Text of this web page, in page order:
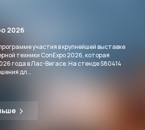
2026
участия в крупнейшей выставке
техники ConExpo 2026, которая
года в Лас-Вегасе. На стенде S80414
дл...